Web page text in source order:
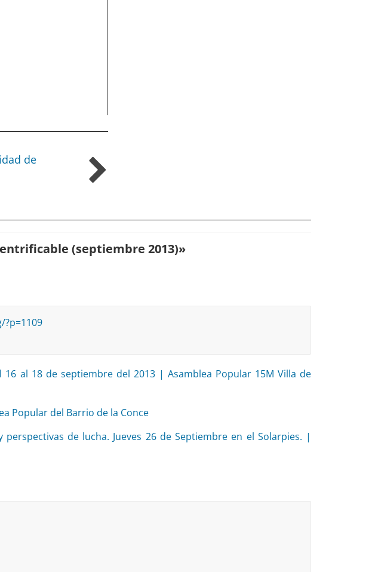
de
(septiembre 2013)»
16 al 18 de septiembre del 2013 | Asamblea Popular 15M Villa de
Popular del Barrio de la Conce
de lucha. Jueves 26 de Septiembre en el Solarpies. |